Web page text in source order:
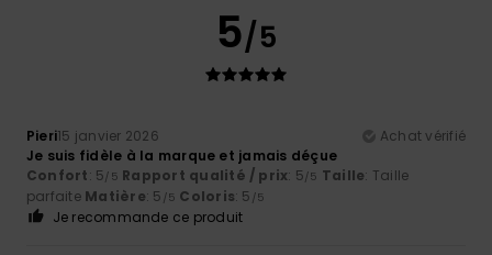
5/5
Pieri15 janvier 2026
Achat vérifié
Je suis fidèle à la marque et jamais déçue
Confort: 5/5 Rapport qualité / prix: 5/5 Taille: Taille
parfaite Matière: 5 /5 Coloris: 5 /5
Je recommande ce produit